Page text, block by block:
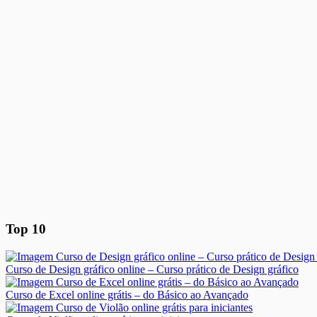
Top 10
Curso de Design gráfico online – Curso prático de Design gráfico
Curso de Excel online grátis – do Básico ao Avançado